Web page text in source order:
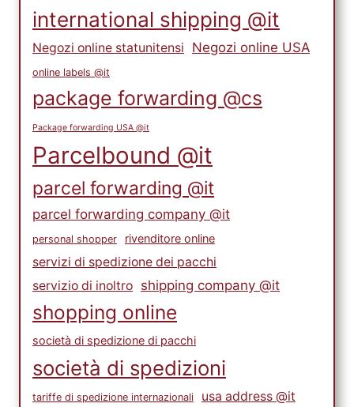
international shipping @it
Negozi online statunitensi Negozi online USA
online labels @it
package forwarding @cs
Package forwarding USA @it
Parcelbound @it
parcel forwarding @it
parcel forwarding company @it
personal shopper rivenditore online
servizi di spedizione dei pacchi
servizio di inoltro shipping company @it
shopping online
società di spedizione di pacchi
società di spedizioni
tariffe di spedizione internazionali usa address @it